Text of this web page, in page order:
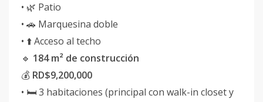
• 🌿 Patio
• 🚗 Marquesina doble
• ⬆️ Acceso al techo
🔹 184 m² de construcción
💰 RD$9,200,000
• 🛏️ 3 habitaciones (principal con walk-in closet y